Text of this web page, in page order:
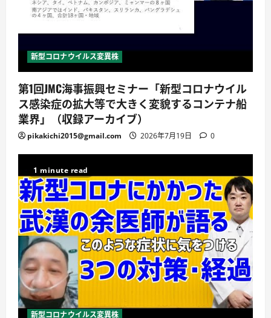
新型コロナウイルス変異株
第1回JMC海事振興セミナー「新型コロナウイル
ス感染症の拡大等で大きく変貌するコンテナ船
業界」（収録アーカイブ）
pikakichi2015@gmail.com 2026年7月19日 0
1 minute read
新型コロナウイルス変異株